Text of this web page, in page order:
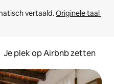
vertaald. Originele taal
Je plek op Airbnb zetten